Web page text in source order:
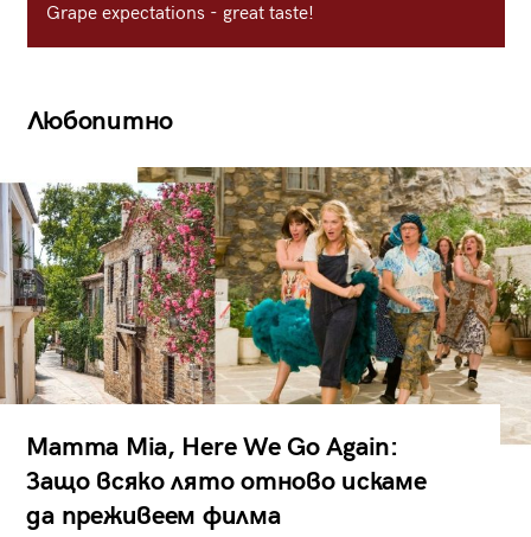
Grape expectations - great taste!
Любопитно
Mamma Mia, Here We Go Again:
Защо всяко лято отново искаме
да преживеем филма